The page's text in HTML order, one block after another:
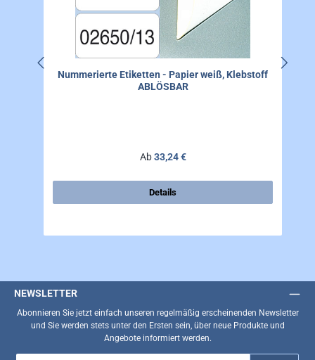
Nummerierte Etiketten - Papier weiß, Klebstoff
ABLÖSBAR
Regulärer Preis:
Ab33,24 €
Details
NEWSLETTER
Abonnieren Sie jetzt einfach unseren regelmäßig erscheinenden Newsletter
und Sie werden stets unter den Ersten sein, über neue Produkte und
Angebote informiert werden.